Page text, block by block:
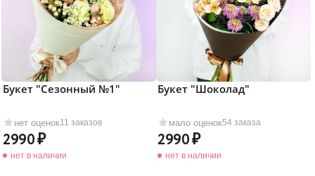
нет оценок11 заказов
Букет "Сезонный №1"
2990
нет в наличии
мало оценок54 заказа
Букет "Шоколад"
2990
нет в наличии